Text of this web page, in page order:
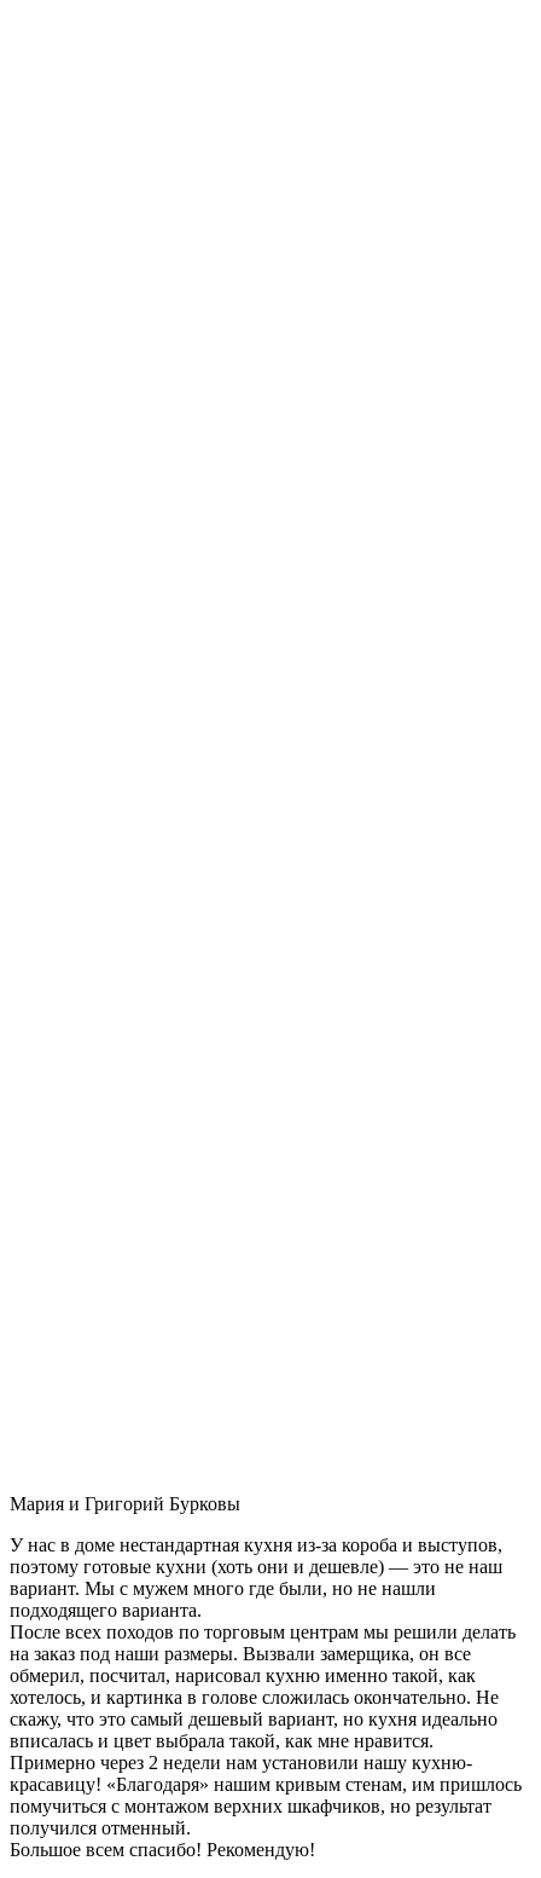
Мария и Григорий Бурковы
У нас в доме нестандартная кухня из-за короба и выступов,
поэтому готовые кухни (хоть они и дешевле) — это не наш
вариант. Мы с мужем много где были, но не нашли
подходящего варианта.
После всех походов по торговым центрам мы решили делать
на заказ под наши размеры. Вызвали замерщика, он все
обмерил, посчитал, нарисовал кухню именно такой, как
хотелось, и картинка в голове сложилась окончательно. Не
скажу, что это самый дешевый вариант, но кухня идеально
вписалась и цвет выбрала такой, как мне нравится.
Примерно через 2 недели нам установили нашу кухню-
красавицу! «Благодаря» нашим кривым стенам, им пришлось
помучиться с монтажом верхних шкафчиков, но результат
получился отменный.
Большое всем спасибо! Рекомендую!